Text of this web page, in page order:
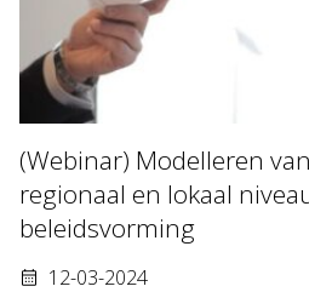
(Webinar) Modelleren
regionaal en lokaal
beleidsvorming
12-03-2024